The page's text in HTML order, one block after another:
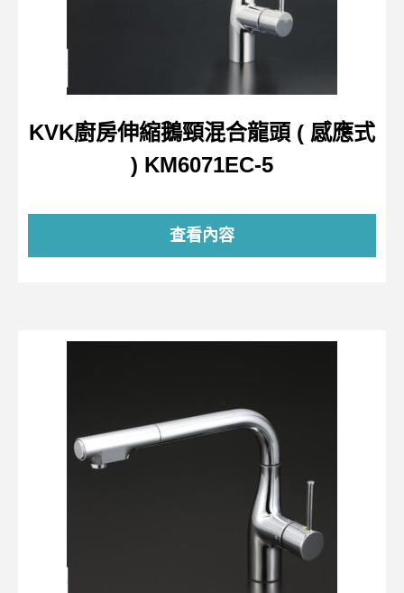
KVK廚房伸縮鵝頸混合龍頭 ( 感應式
) KM6071EC-5
查看內容